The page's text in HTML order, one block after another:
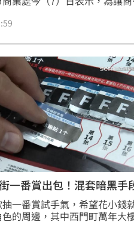
未遵循將依法開罰。
一番賞出包！混套暗黑手
一番賞試手氣，希望花小錢
的周邊，其中西門町萬年大